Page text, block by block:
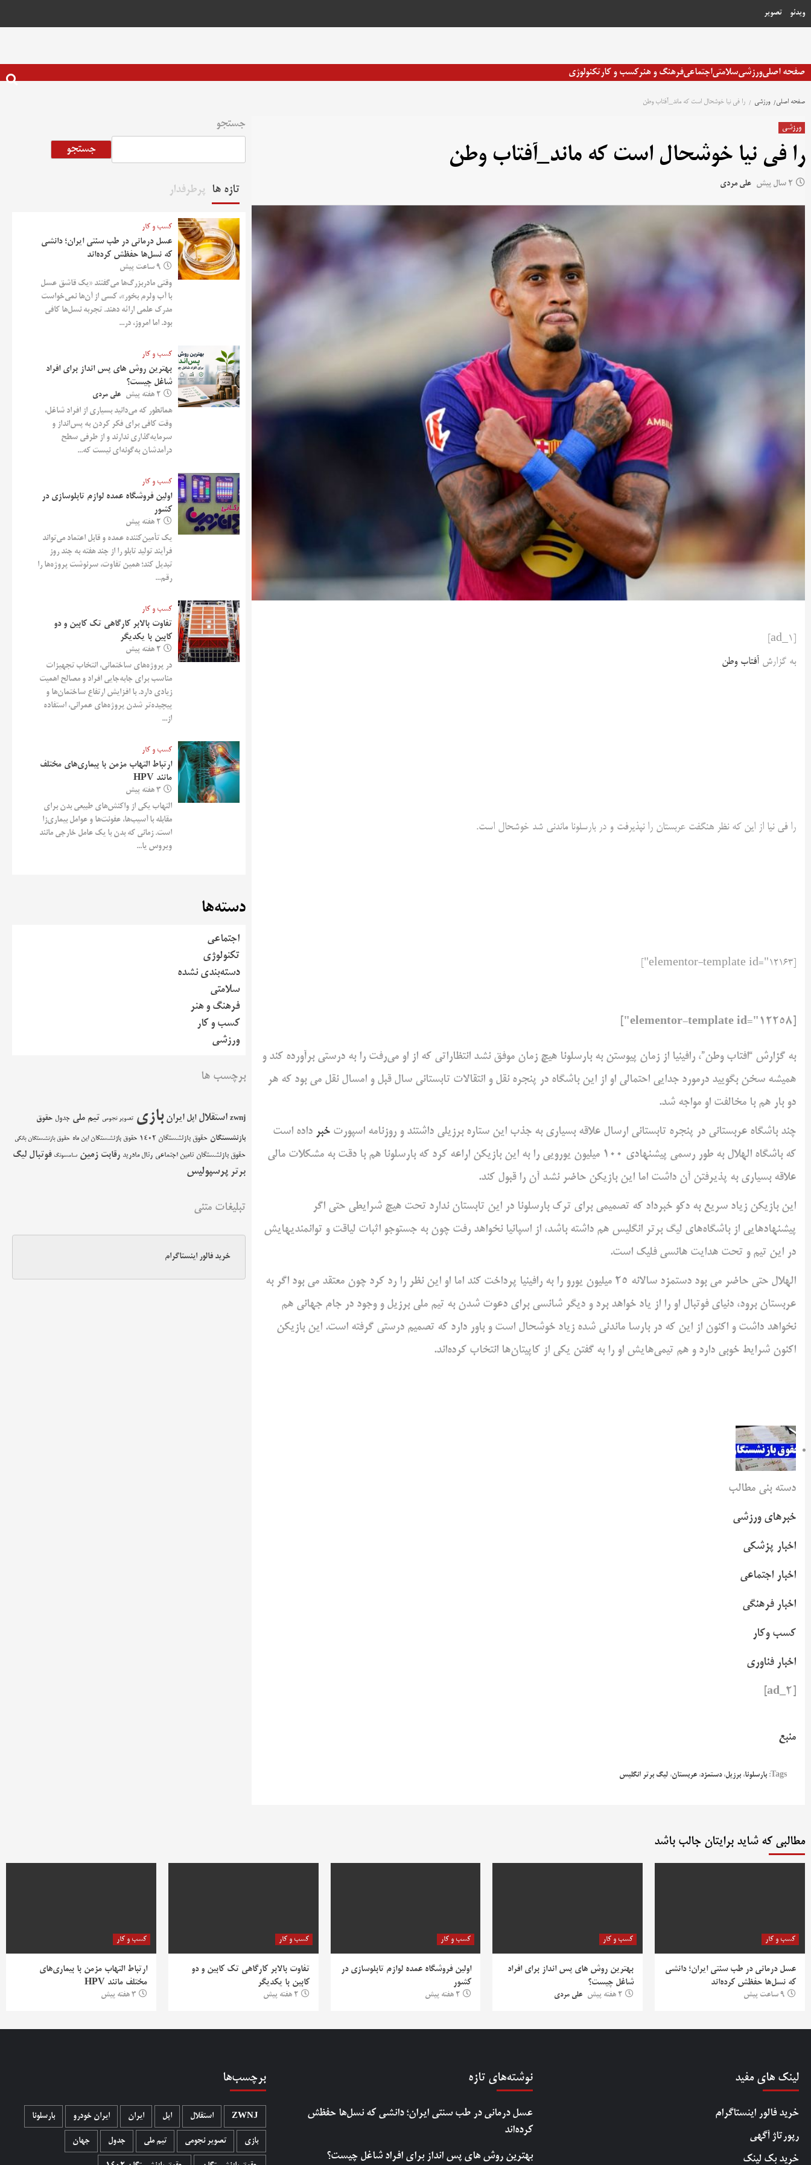
به
ویدئو تصویر
صفحه اصلیورزشیسلامتیاجتماعیفرهنگ و هنرکسب و کارتکنولوژی
صفحه اصلی ورزشی را فی نیا خوشحال است که ماند_آفتاب وطن
ورزشی
را فی نیا خوشحال است که ماند_آفتاب وطن
2 سال پیش علی مردی
به گزارش آفتاب وطن
را فی نیا از این که نظر هنگفت عربستان را نپذیرفت و در بارسلونا ماندنی شد خوشحال است.
به گزارش “افتاب وطن”، رافینیا از زمان پیوستن به بارسلونا هیچ زمان موفق نشد انتظاراتی که از او می‌رفت را به درستی برآورده کند و
همیشه سخن بگویید درمورد جدایی احتمالی او از این باشگاه در پنجره نقل و انتقالات تابستانی سال قبل و امسال نقل می بود که هر
دو بار هم با مخالفت او مواجه شد.
چند باشگاه عربستانی در پنجره تابستانی ارسال علاقه بسیاری به جذب این ستاره برزیلی داشتند و روزنامه اسپورت خبر داده است
که باشگاه الهلال به طور رسمی پیشنهادی ۱۰۰ میلیون یورویی را به این بازیکن اراعه کرد که بارسلونا هم با دقت به مشکلات مالی
علاقه بسیاری به پذیرفتن آن داشت اما این بازیکن حاضر نشد آن را قبول کند.
این بازیکن زیاد سریع به دکو خبرداد که تصمیمی برای ترک بارسلونا در این تابستان ندارد تحت هیچ شرایطی حتی اگر
پیشنهادهایی از باشگاه‌های لیگ برتر انگلیس هم داشته باشد، از اسپانیا نخواهد رفت چون به جستوجو اثبات لیاقت و توانمندیهایش
در این تیم و تحت هدایت هانسی فلیک است.
الهلال حتی حاضر می بود دستمزد سالانه ۲۵ میلیون یورو را به رافینیا پرداخت کند اما او این نظر را رد کرد چون معتقد می بود اگر به
عربستان برود، دنیای فوتبال او را از یاد خواهد برد و دیگر شانسی برای دعوت شدن به تیم ملی برزیل و وجود در جام جهانی هم
نخواهد داشت و اکنون از این که در بارسا ماندنی شده زیاد خوشحال است و باور دارد که تصمیم درستی گرفته است. این بازیکن
اکنون شرایط خوبی دارد و هم تیمی‌هایش او را به گفتن یکی از کاپیتان‌ها انتخاب کرده‌اند.
دسته بنی مطالب
خبرهای ورزشی
اخبار پزشکی
اخبار اجتماعی
اخبار فرهنگی
کسب وکار
اخبار فناوری
منبع
Tags: بارسلونا، برزیل،دستمزد، عربستان، لیگ برتر انگلیس
جستجو
جستجو
تازه ها پرطرفدار
کسب و کار
عسل درمانی در طب سنتی ایران؛ دانشی
که نسل‌ها حفظش کرده‌اند
9 ساعت پیش
وقتی مادربزرگ‌ها می‌گفتند «یک قاشق عسل
با آب ولرم بخور»، کسی از آن‌ها نمی‌خواست
مدرک علمی ارائه دهند. تجربه نسل‌ها کافی
بود. اما امروز، در...
کسب و کار
بهترین روش‌ های پس‌ انداز برای افراد
شاغل چیست؟
2 هفته پیش علی مردی
همانطور که می‌دانید بسیاری از افراد شاغل،
وقت کافی برای فکر کردن به پس‌انداز و
سرمایه‌گذاری ندارند و از طرفی سطح
درآمدشان به‌گونه‌ای نیست که...
کسب و کار
اولین فروشگاه عمده لوازم تابلوسازی در
کشور
2 هفته پیش
یک تأمین‌کننده عمده و قابل اعتماد می‌تواند
فرآیند تولید تابلو را از چند هفته به چند روز
تبدیل کند؛ همین تفاوت، سرنوشت پروژه‌ها را
رقم...
کسب و کار
تفاوت بالابر کارگاهی تک کابین و دو
کابین با یکدیگر
2 هفته پیش
در پروژه‌های ساختمانی، انتخاب تجهیزات
مناسب برای جابه‌جایی افراد و مصالح اهمیت
زیادی دارد. با افزایش ارتفاع ساختمان‌ها و
پیچیده‌تر شدن پروژه‌های عمرانی، استفاده
از...
کسب و کار
ارتباط التهاب مزمن با بیماری‌های مختلف
مانند HPV
3 هفته پیش
التهاب یکی از واکنش‌های طبیعی بدن برای
مقابله با آسیب‌ها، عفونت‌ها و عوامل بیماری‌زا
است. زمانی که بدن با یک عامل خارجی مانند
ویروس یا...
دسته‌ها
اجتماعی
تکنولوژی
دسته‌بندی نشده
سلامتی
فرهنگ و هنر
کسب و کار
ورزشی
برچسب ها
zwnj استقلال اپل ایران بازی تصویر نجومی تیم ملی جدول حقوق
بازنشستگان حقوق بازنشستگان 1402 حقوق بازنشستگان این ماه حقوق بازنشستگان بانکی
حقوق بازنشستگان تامین اجتماعی رئال مادرید رقابت زمین سامسونگ فوتبال لیگ
برتر پرسپولیس
تبلیغات متنی
خرید فالور اینستاگرام
مطالبی که شاید برایتان جالب باشد
کسب و کار
عسل درمانی در طب سنتی ایران؛ دانشی
که نسل‌ها حفظش کرده‌اند
9 ساعت پیش
کسب و کار
بهترین روش‌ های پس‌ انداز برای افراد
شاغل چیست؟
2 هفته پیش علی مردی
کسب و کار
اولین فروشگاه عمده لوازم تابلوسازی در
کشور
2 هفته پیش
کسب و کار
تفاوت بالابر کارگاهی تک کابین و دو
کابین با یکدیگر
2 هفته پیش
کسب و کار
ارتباط التهاب مزمن با بیماری‌های
مختلف مانند HPV
3 هفته پیش
لینک های مفید
خرید فالور اینستاگرام
رپورتاژ آگهی
خرید بک لینک
نوشته‌های تازه
عسل درمانی در طب سنتی ایران؛ دانشی که نسل‌ها حفظش
کرده‌اند
بهترین روش‌ های پس‌ انداز برای افراد شاغل چیست؟
برچسب‌ها
ZWNJ استقلال اپل ایران ایران خودرو بارسلونا
بازی تصویر نجومی تیم ملی جدول جهان